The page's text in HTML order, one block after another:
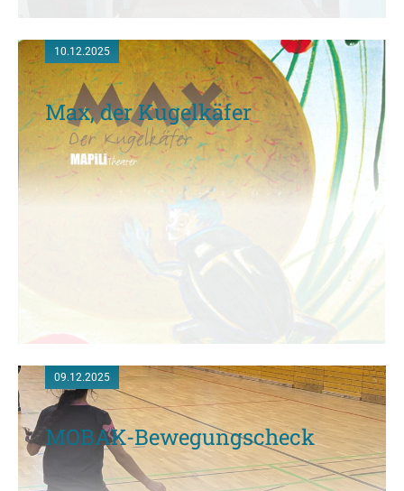
10.12.2025
Max, der Kugelkäfer
09.12.2025
MOBAK-Bewegungscheck